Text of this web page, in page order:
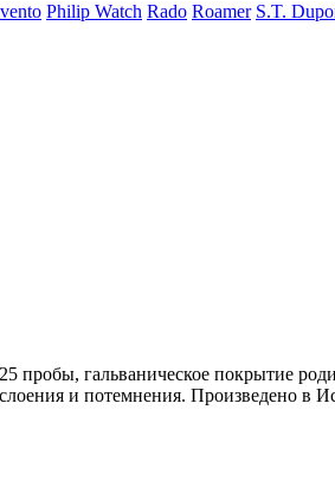
Philip Watch Rado Roamer S.T.
гальваническое покрытие
и потемнения. Произведено в